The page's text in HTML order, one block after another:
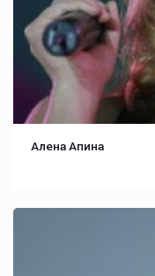
Алена Апина